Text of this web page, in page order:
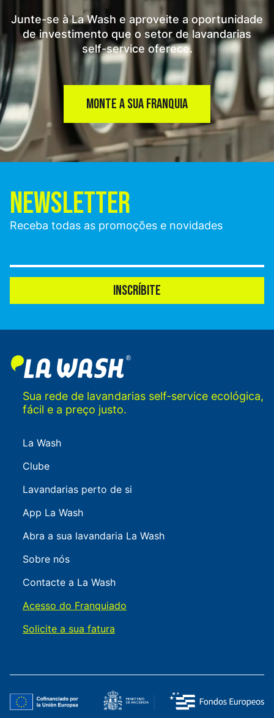
Junte-se à La Wash e aproveite a oportunidade
de investimento que o setor de lavandarias
self-service oferece.
MONTE A SUA FRANQUIA
NEWSLETTER
Receba todas as promoções e novidades
INSCRÍBITE
Sua rede de lavandarias self-service ecológica,
fácil e a preço justo.
La Wash
Clube
Lavandarias perto de si
App La Wash
Abra a sua lavandaria La Wash
Sobre nós
Contacte a La Wash
Acesso do Franquiado
Solicite a sua fatura